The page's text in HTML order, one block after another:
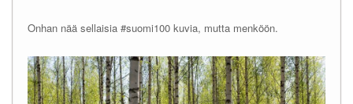
Onhan nää sellaisia #suomi100 kuvia, mutta menköön.